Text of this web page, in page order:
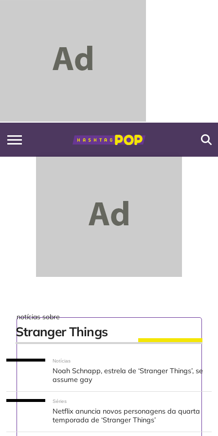
notícias sobre
Stranger Things
Notícias
Noah Schnapp, estrela de ‘Stranger Things’, se
assume gay
Séries
Netflix anuncia novos personagens da quarta
temporada de ‘Stranger Things’